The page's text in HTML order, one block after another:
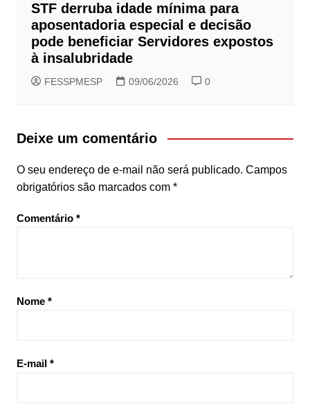
STF derruba idade mínima para
aposentadoria especial e decisão
pode beneficiar Servidores expostos
à insalubridade
FESSPMESP 09/06/2026 0
Deixe um comentário
O seu endereço de e-mail não será publicado. Campos
obrigatórios são marcados com *
Comentário *
Nome *
E-mail *